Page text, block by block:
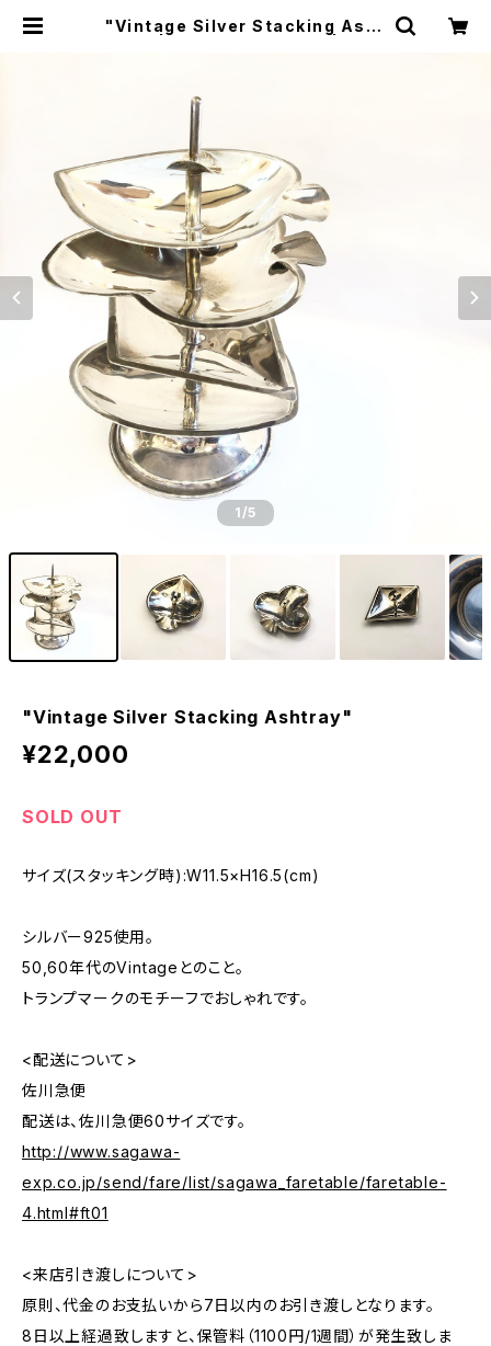
"Vintage Silver Stacking Asht
1/5
"Vintage Silver Stacking Ashtray"
¥22,000
SOLD OUT
サイズ(スタッキング時):W11.5×H16.5(cm)
シルバー925使用。
50,60年代のVintageとのこと。
トランプマークのモチーフでおしゃれです。
<配送について>
佐川急便
配送は、佐川急便60サイズです。
http://www.sagawa-
exp.co.jp/send/fare/list/sagawa_faretable/faretable-
4.html#ft01
<来店引き渡しについて>
原則、代金のお支払いから7日以内のお引き渡しとなります。
8日以上経過致しますと、保管料（1100円/1週間）が発生致しま